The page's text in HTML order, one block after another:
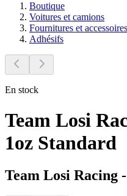
Boutique
Voitures et camions
Fournitures et
Adhésifs
En stock
Team Losi
1oz Standard
Team Losi Racing -